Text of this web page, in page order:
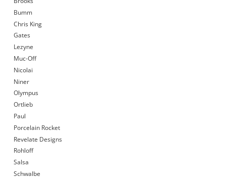
Bumm
Chris King
Gates
Lezyne
Muc-Off
Nicolai
Niner
Olympus
Ortlieb
Paul
Porcelain Rocket
Revelate Designs
Rohloff
Salsa
Schwalbe